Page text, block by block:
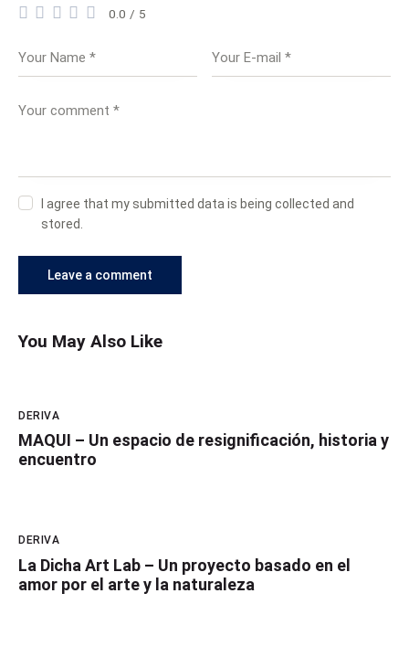
0.0 / 5
I agree that my submitted data is being collected and
stored.
You May Also Like
DERIVA
MAQUI – Un espacio de resignificación, historia y
encuentro
DERIVA
La Dicha Art Lab – Un proyecto basado en el
amor por el arte y la naturaleza